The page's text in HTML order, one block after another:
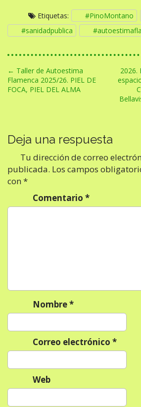
Etiquetas: #PinoMontano
#sanidadpublica
N
a
a
i
ó
d
a
s
← Taller de Autoestima
Flamenca 2025/26. PIEL DE
FOCA, PIEL DEL ALMA
2026.
Deja una respuesta
Tu dirección de correo
publicada. Los campos
con*
Comentario *
Nombre*
Correo electrónico *
Web